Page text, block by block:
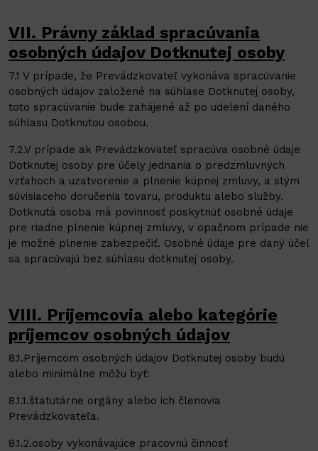
VII. Právny základ spracúvania
osobných údajov Dotknutej osoby
7.1 V prípade, že Prevádzkovateľ vykonáva spracúvanie
osobných údajov založené na súhlase Dotknutej osoby,
toto spracúvanie bude zahájené až po udelení daného
súhlasu Dotknutou osobou.
7.2.V prípade ak Prevádzkovateľ spracúva osobné údaje
Dotknutej osoby pre účely jednania o predzmluvných
vzťahoch a uzatvorenie a plnenie kúpnej zmluvy, a stým
súvisiaceho doručenia tovaru, produktu alebo služby.
Dotknutá osoba má povinnosť poskytnúť osobné údaje
pre riadne plnenie kúpnej zmluvy, v opačnom prípade nie
je možné plnenie zabezpečiť. Osobné údaje pre daný účel
sa spracúvajú bez súhlasu dotknutej osoby.
VIII. Príjemcovia alebo kategórie
príjemcov osobných údajov
8.1.Príjemcom osobných údajov Dotknutej osoby budú
alebo minimálne môžu byť:
8.1.1.štatutárne orgány alebo ich členovia
Prevádzkovateľa.
8.1.2.osoby vykonávajúce pracovnú činnosť